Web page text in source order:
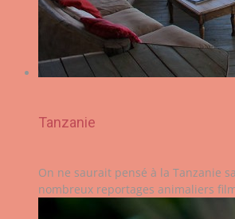
Tanzanie
On ne saurait pensé à la Tanzanie
nombreux reportages animaliers